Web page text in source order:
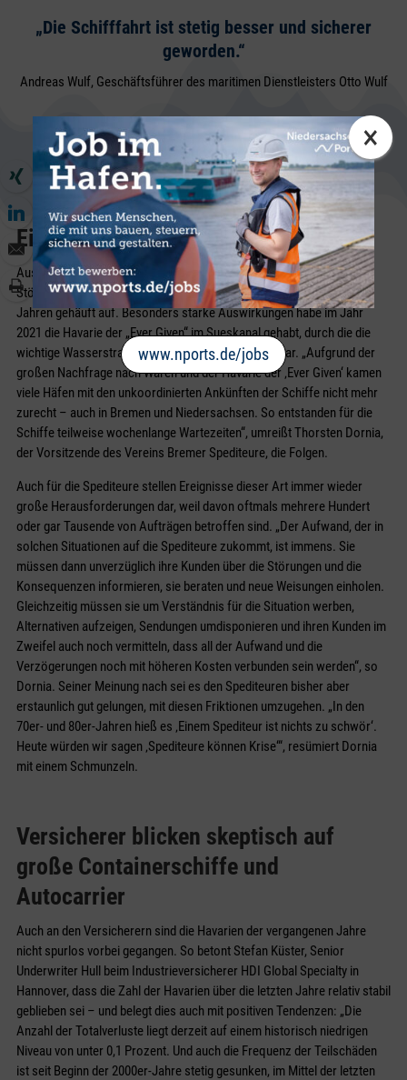
×
www.nports.de/jobs
„Die Schifffahrt ist stetig besser und sicherer
geworden.“
Andreas Wulf, Geschäftsführer des maritimen Dienstleisters Otto Wulf
Eine Havarie – vielschichtige Folgen
Aus Sicht des Vereins Bremer Spediteure traten Havarien und
Störungen auf den weltweiten Handelsrouten in den vergangenen
Jahren gehäuft auf. Besonders starke Auswirkungen habe im Jahr
2021 die Havarie der „Ever Given“ im Sueskanal gehabt, durch die die
wichtige Wasserstraße sechs Tage lang blockiert war. „Aufgrund der
großen Nachfrage nach Waren und der Havarie der ‚Ever Given‘ kamen
viele Häfen mit den unkoordinierten Ankünften der Schiffe nicht mehr
zurecht – auch in Bremen und Niedersachsen. So entstanden für die
Schiffe teilweise wochenlange Wartezeiten“, umreißt Thorsten Dornia,
der Vorsitzende des Vereins Bremer Spediteure, die Folgen.
Auch für die Spediteure stellen Ereignisse dieser Art immer wieder
große Herausforderungen dar, weil davon oftmals mehrere Hundert
oder gar Tausende von Aufträgen betroffen sind. „Der Aufwand, der in
solchen Situationen auf die Spediteure zukommt, ist immens. Sie
müssen dann unverzüglich ihre Kunden über die Störungen und die
Konsequenzen informieren, sie beraten und neue Weisungen einholen.
Gleichzeitig müssen sie um Verständnis für die Situation werben,
Alternativen aufzeigen, Sendungen umdisponieren und ihren Kunden im
Zweifel auch noch vermitteln, dass all der Aufwand und die
Verzögerungen noch mit höheren Kosten verbunden sein werden“, so
Dornia. Seiner Meinung nach sei es den Spediteuren bisher aber
erstaunlich gut gelungen, mit diesen Friktionen umzugehen. „In den
70er- und 80er-Jahren hieß es ‚Einem Spediteur ist nichts zu schwör‘.
Heute würden wir sagen ‚Spediteure können Krise‘“, resümiert Dornia
mit einem Schmunzeln.
Versicherer blicken skeptisch auf
große Containerschiffe und
Autocarrier
Auch an den Versicherern sind die Havarien der vergangenen Jahre
nicht spurlos vorbei gegangen. So betont Stefan Küster, Senior
Underwriter Hull beim Industrieversicherer HDI Global Specialty in
Hannover, dass die Zahl der Havarien über die letzten Jahre relativ stabil
geblieben sei – und belegt dies auch mit positiven Tendenzen: „Die
Anzahl der Totalverluste liegt derzeit auf einem historisch niedrigen
Niveau von unter 0,1 Prozent. Und auch die Frequenz der Teilschäden
ist seit Beginn der 2000er-Jahre stetig gesunken, im Mittel der letzten